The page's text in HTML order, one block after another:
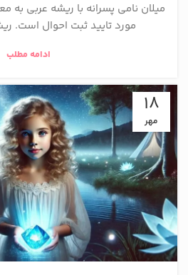
میلان نامی پسرانه با ریشه عربی به
مورد تایید ثبت احوال است.
ادامه مطلب
18
مهر